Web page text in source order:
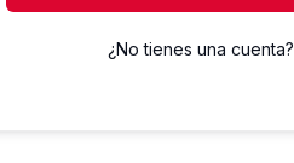
¿No tienes una cuenta?